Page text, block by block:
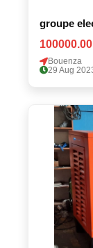
groupe
100000.00
Bouenza
29 Aug